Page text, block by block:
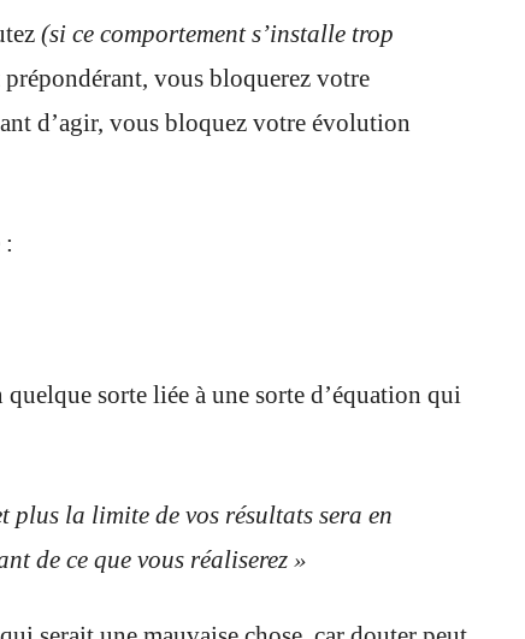
(si ce comportement s’installe trop
vous bloquerez votre
d’agir, vous bloquez votre évolution
sorte liée à une sorte d’équation qui
plus la limite de vos résultats sera en
de ce que vous réaliserez »